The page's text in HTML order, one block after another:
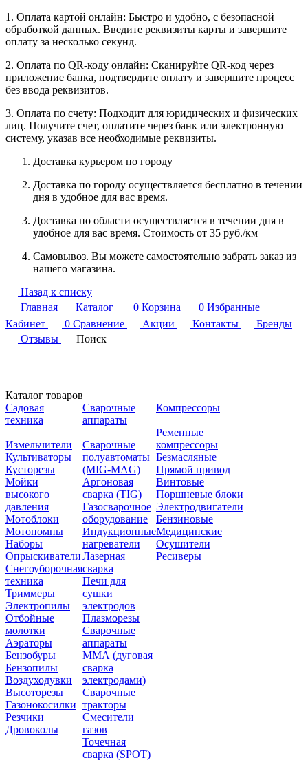
1. Оплата картой онлайн: Быстро и удобно, с безопасной
обработкой данных. Введите реквизиты карты и завершите
оплату за несколько секунд.
2. Оплата по QR-коду онлайн: Сканируйте QR-код через
приложение банка, подтвердите оплату и завершите процесс
без ввода реквизитов.
3. Оплата по счету: Подходит для юридических и физических
лиц. Получите счет, оплатите через банк или электронную
систему, указав все необходимые реквизиты.
Доставка курьером по городу
Доставка по городу осуществляется бесплатно в течении
дня в удобное для вас время.
Доставка по области осуществляется в течении дня в
удобное для вас время. Стоимость от 35 руб./км
Самовывоз. Вы можете самостоятельно забрать заказ из
нашего магазина.
Назад к списку
Главная
Каталог 0 Корзина 0 Избранные
Кабинет
0 Сравнение Акции Контакты
Бренды
Отзывы
Поиск
Каталог товаров
Садовая
техника
Измельчители
Культиваторы
Кусторезы
Мойки
высокого
давления
Мотоблоки
Мотопомпы
Наборы
Опрыскиватели
Снегоуборочная
техника
Триммеры
Электропилы
Отбойные
молотки
Аэраторы
Бензобуры
Бензопилы
Воздуходувки
Высоторезы
Газонокосилки
Резчики
Дровоколы
Сварочные
аппараты
Сварочные
полуавтоматы
(MIG-MAG)
Аргоновая
сварка (TIG)
Газосварочное
оборудование
Индукционные
нагреватели
Лазерная
сварка
Печи для
сушки
электродов
Плазморезы
Сварочные
аппараты
ММА (дуговая
сварка
электродами)
Сварочные
тракторы
Смесители
газов
Точечная
сварка (SPOT)
Компрессоры
Ременные
компрессоры
Безмасляные
Прямой привод
Винтовые
Поршневые блоки
Электродвигатели
Бензиновые
Медицинские
Осушители
Ресиверы